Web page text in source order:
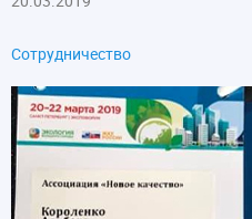
Сотрудничество